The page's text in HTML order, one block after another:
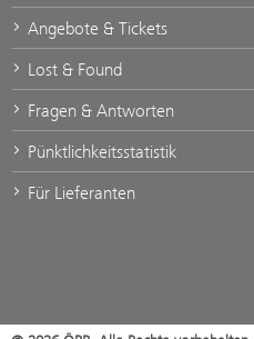
Angebote & Tickets
Lost & Found
Fragen & Antworten
Pünktlichkeitsstatistik
Für Lieferanten